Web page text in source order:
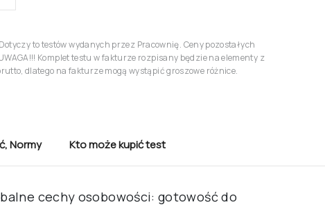
to testów wydanych przez Pracownię. Ceny pozostałych
Komplet testu w fakturze rozpisany będzie na elementy z
dlatego na fakturze mogą wystąpić groszowe różnice.
,Normy Kto może kupić test
cechy osobowości: gotowość do